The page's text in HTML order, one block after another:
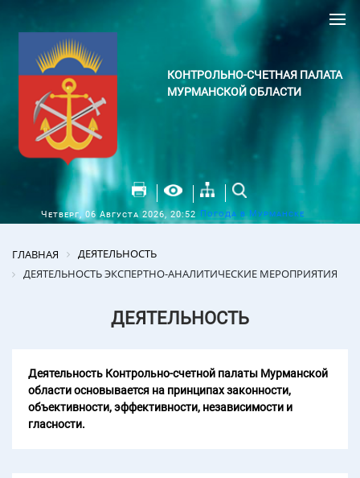
КОНТРОЛЬНО-СЧЕТНАЯ ПАЛАТА
МУРМАНСКОЙ ОБЛАСТИ
Четверг, 06 Августа 2026, 20:52 Погода в Мурманске
ГЛАВНАЯ
ДЕЯТЕЛЬНОСТЬ
ДЕЯТЕЛЬНОСТЬ ЭКСПЕРТНО-АНАЛИТИЧЕСКИЕ МЕРОПРИЯТИЯ
ДЕЯТЕЛЬНОСТЬ
Деятельность Контрольно-счетной палаты Мурманской
области основывается на принципах законности,
объективности, эффективности, независимости и
гласности.